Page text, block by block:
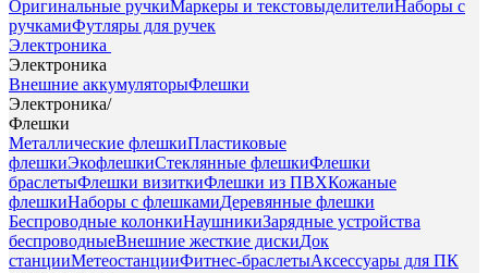
Оригинальные ручкиМаркеры и текстовыделителиНаборы с
ручкамиФутляры для ручек
Электроника
Электроника
Внешние аккумуляторыФлешки
Электроника/
Флешки
Металлические флешкиПластиковые
флешкиЭкофлешкиСтеклянные флешкиФлешки
браслетыФлешки визиткиФлешки из ПВХКожаные
флешкиНаборы с флешкамиДеревянные флешки
Беспроводные колонкиНаушникиЗарядные устройства
беспроводныеВнешние жесткие дискиДок
станцииМетеостанцииФитнес-браслетыАксессуары для ПК